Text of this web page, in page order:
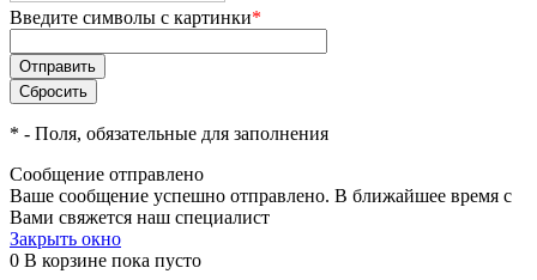
Введите символы с картинки*
* - Поля, обязательные для заполнения
Сообщение отправлено
Ваше сообщение успешно отправлено. В ближайшее время с
Вами свяжется наш специалист
Закрыть окно
0 В корзине пока пусто